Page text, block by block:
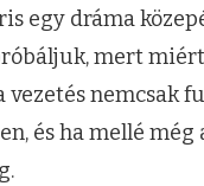
egy dráma
mert
nemcsak
és ha mellé